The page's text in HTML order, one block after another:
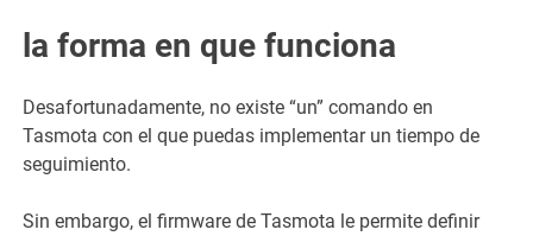
la forma en que funciona
Desafortunadamente, no existe “un” comando en
Tasmota con el que puedas implementar un tiempo de
seguimiento.
Sin embargo, el firmware de Tasmota le permite definir